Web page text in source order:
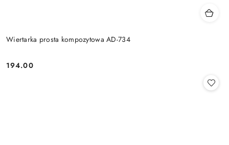
Wiertarka prosta kompozytowa AD-734
Cena:
194.00